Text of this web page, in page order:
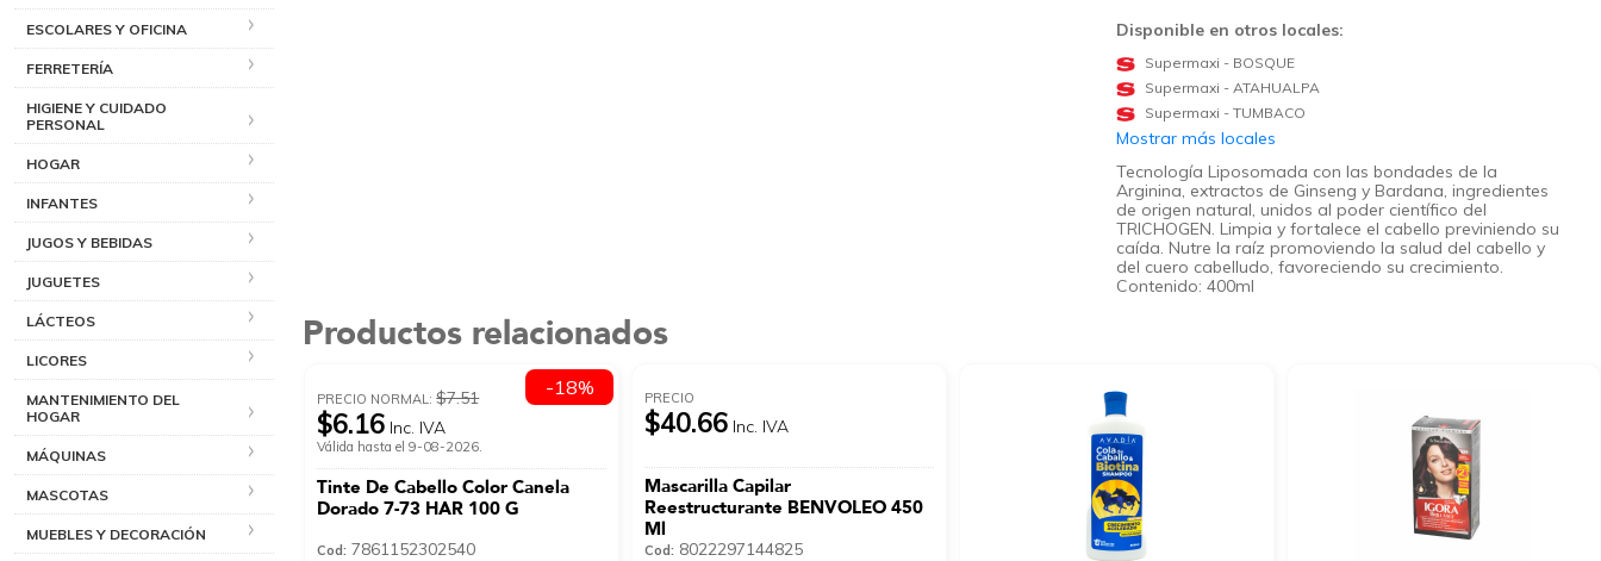
ESCOLARES Y OFICINA
FERRETERÍA
HIGIENE Y CUIDADO
PERSONAL
HOGAR
INFANTES
JUGOS Y BEBIDAS
JUGUETES
LÁCTEOS
LICORES
MANTENIMIENTO DEL
HOGAR
MÁQUINAS
MASCOTAS
MUEBLES Y DECORACIÓN
Disponible en otros locales:
Supermaxi - BOSQUE
Supermaxi - ATAHUALPA
Supermaxi - TUMBACO
Mostrar más locales
Tecnología Liposomada con las bondades de la
Arginina, extractos de Ginseng y Bardana, ingredientes
de origen natural, unidos al poder científico del
TRICHOGEN. Limpia y fortalece el cabello previniendo su
caída. Nutre la raíz promoviendo la salud del cabello y
del cuero cabelludo, favoreciendo su crecimiento.
Contenido: 400ml
Productos relacionados
PRECIO NORMAL:$7.51
$6.16 Inc. IVA
Válida hasta el 9-08-2026.
Tinte De Cabello Color Canela
Dorado 7-73 HAR 100 G
Cod: 7861152302540
-18% PRECIO
$40.66 Inc. IVA
Mascarilla Capilar
Reestructurante BENVOLEO 450
Ml
Cod: 8022297144825